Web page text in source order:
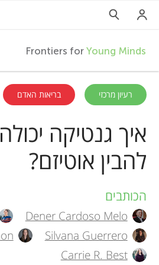
F
r
o
n
t
i
Frontiers forYoung Minds
השתתפות
רעיון מרכזי בריאות האדם
איך גנטיקה
להבין אוטיזם?
A
u
t
הכותבים
Dener Cardoso Melo
Silvana Guerrero
Carrie R. Best